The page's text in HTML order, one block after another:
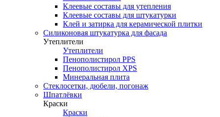
Клеевые составы для утепления
Клеевые составы для штукатурки
Клей и затирка для керамической плитки
Силиконовая штукатурка для фасада
Утеплители
Утеплители
Пенополистирол PPS
Пенополистирол XPS
Минеральная плита
Стеклосетки, дюбели, погонаж
Шпатлёвки
Краски
Краски